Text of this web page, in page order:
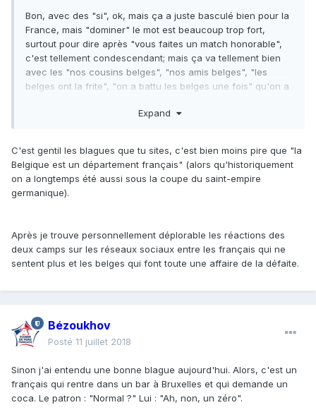
Bon, avec des "si", ok, mais ça a juste basculé bien pour la
France, mais "dominer" le mot est beaucoup trop fort,
surtout pour dire après "vous faites un match honorable",
c'est tellement condescendant; mais ça va tellement bien
avec les "nos cousins belges", "nos amis belges", "les
belges ont la frite", "on a battu les belges une fois" qu'on a
avec le package gros pays dominateur face au petit voisin
cette condescendance - haha, ici inserez une blague sur
nonante minutes).
Expand
C'est gentil les blagues que tu sites, c'est bien moins pire que "la
Belgique est un département français" (alors qu'historiquement
on a longtemps été aussi sous la coupe du saint-empire
germanique).
Après je trouve personnellement déplorable les réactions des
deux camps sur les réseaux sociaux entre les français qui ne
sentent plus et les belges qui font toute une affaire de la défaite.
Bézoukhov
Posté 11 juillet 2018
Sinon j'ai entendu une bonne blague aujourd'hui. Alors, c'est un
français qui rentre dans un bar à Bruxelles et qui demande un
coca. Le patron : "Normal ?" Lui : "Ah, non, un zéro".